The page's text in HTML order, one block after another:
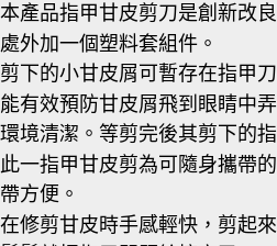
本產品指甲甘皮剪刀是創新改
處外加一個塑料套組件。
剪下的小甘皮屑可暫存在指甲
能有效預防甘皮屑飛到眼睛中
環境清潔。等剪完後其剪下的
此一指甲甘皮剪為可隨身攜帶
帶方便。
在修剪甘皮時手感輕快，剪起